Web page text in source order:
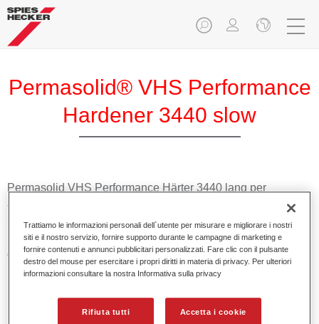
Permasolid® VHS Performance
Hardener 3440 slow
Permasolid VHS Performance Härter 3440 lang per
applicazioni ottimali di Permasolid HS Performance Füller
Caratteristiche del prodotto
Elevato contenuto alto solido.
Adatto per riparazioni di pannelli e riverniciature totali
anche a temperature molto alte.
Trattiamo le informazioni personali dell`utente per misurare e migliorare i nostri
siti e il nostro servizio, fornire supporto durante le campagne di marketing e
fornire contenuti e annunci pubblicitari personalizzati. Fare clic con il pulsante
destro del mouse per esercitare i propri diritti in materia di privacy. Per ulteriori
informazioni consultare la nostra Informativa sulla privacy
Rifiuta tutti Accetta i cookie